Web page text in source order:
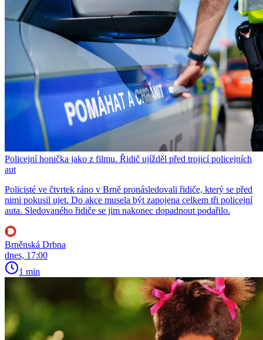
Policejní honička jako z filmu. Řidič ujížděl před trojicí policejních
aut
Policisté ve čtvrtek ráno v Brně pronásledovali řidiče, který se před
nimi pokusil ujet. Do akce musela být zapojena celkem tři policejní
auta. Sledovaného řidiče se jim nakonec dopadnout podařilo.
Brněnská Drbna
dnes, 17:00
1 min